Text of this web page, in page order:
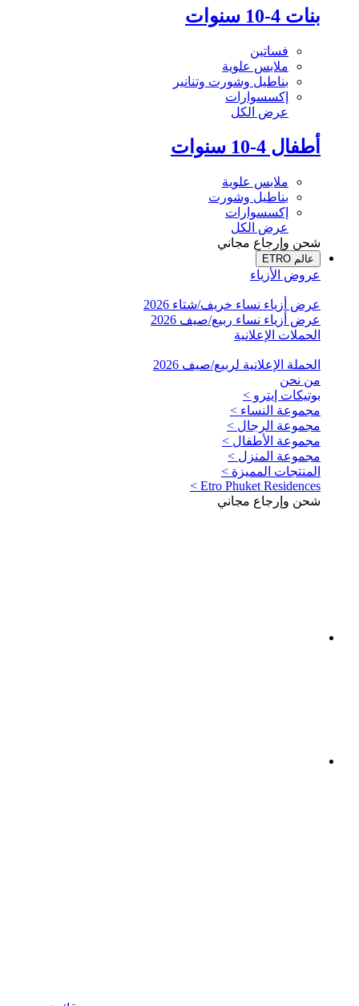
بنات 4-10 سنوات
فساتين
ملابس علوية
بناطيل وشورت وتنانير
إكسسوارات
عرض الكل
أطفال 4-10 سنوات
ملابس علوية
بناطيل وشورت
إكسسوارات
عرض الكل
شحن وإرجاع مجاني
عالم ETRO
عروض الأزياء
عرض أزياء نساء خريف/شتاء 2026
عرض أزياء نساء ربيع/صيف 2026
الحملات الإعلانية
الحملة الإعلانية لربيع/صيف 2026
من نحن
بوتيكات إيترو >
مجموعة النساء >
مجموعة الرجال >
مجموعة الأطفال >
مجموعة المنزل >
المنتجات المميزة >
Etro Phuket Residences >
شحن وإرجاع مجاني